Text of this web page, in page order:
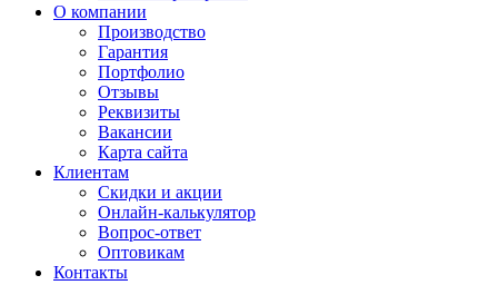
О компании
Производство
Гарантия
Портфолио
Отзывы
Реквизиты
Вакансии
Карта сайта
Клиентам
Скидки и акции
Онлайн-калькулятор
Вопрос-ответ
Оптовикам
Контакты